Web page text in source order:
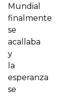
Mundial
finalmente
se
acallaba
y
la
esperanza
se